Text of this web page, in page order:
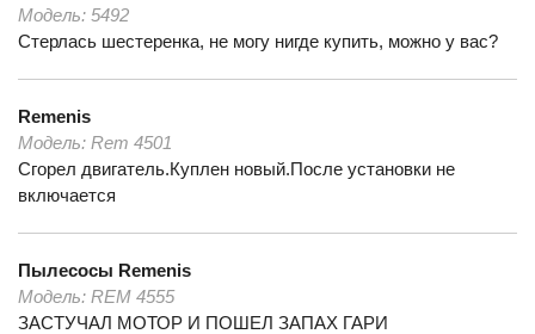
Модель: 5492
Стерлась шестеренка, не могу нигде купить, можно у вас?
Remenis
Модель: Rem 4501
Сгорел двигатель.Куплен новый.После установки не
включается
Пылесосы Remenis
Модель: REM 4555
ЗАСТУЧАЛ МОТОР И ПОШЕЛ ЗАПАХ ГАРИ